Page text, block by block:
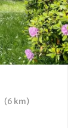
(6 km)